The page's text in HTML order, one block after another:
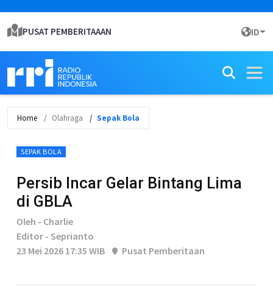
PUSAT PEMBERITAAAN ID
Home Olahraga Sepak Bola
SEPAK BOLA
Persib Incar Gelar Bintang Lima
di GBLA
Oleh - Charlie
Editor - Seprianto
23 Mei 2026 17:35 WIB
Pusat Pemberitaan